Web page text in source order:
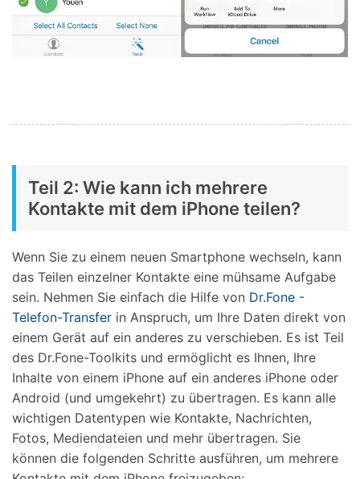
Teil 2: Wie kann ich mehrere
Kontakte mit dem iPhone teilen?
Wenn Sie zu einem neuen Smartphone wechseln, kann
das Teilen einzelner Kontakte eine mühsame Aufgabe
sein. Nehmen Sie einfach die Hilfe von Dr.Fone -
Telefon-Transfer in Anspruch, um Ihre Daten direkt von
einem Gerät auf ein anderes zu verschieben. Es ist Teil
des Dr.Fone-Toolkits und ermöglicht es Ihnen, Ihre
Inhalte von einem iPhone auf ein anderes iPhone oder
Android (und umgekehrt) zu übertragen. Es kann alle
wichtigen Datentypen wie Kontakte, Nachrichten,
Fotos, Mediendateien und mehr übertragen. Sie
können die folgenden Schritte ausführen, um mehrere